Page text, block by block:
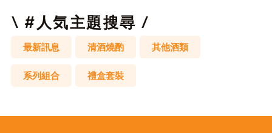
\ #人気主題搜尋 /
最新訊息 清酒燒酌 其他酒類
系列組合 禮盒套裝